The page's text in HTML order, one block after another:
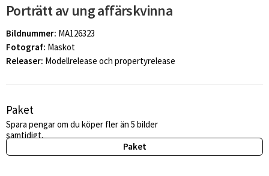
Porträtt av ung affärskvinna
Bildnummer: MA126323
Fotograf: Maskot
Releaser: Modellrelease och propertyrelease
Paket
Spara pengar om du köper fler än 5 bilder
samtidigt.
Paket